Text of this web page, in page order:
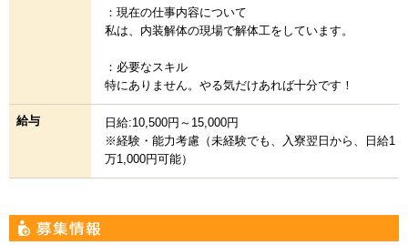
：現在の仕事内容について
私は、内装解体の現場で解体工をしています。
：必要なスキル
特にありません。やる気だけあれば十分です！
給与
日給:10,500円～15,000円
※経験・能力考慮（未経験でも、入寮翌日から、日給1
万1,000円可能）